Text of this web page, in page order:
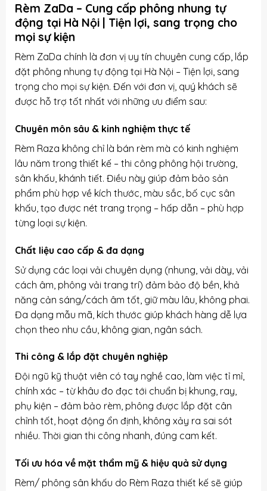
Rèm ZaDa – Cung cấp phông nhung tự
động tại Hà Nội | Tiện lợi, sang trọng cho
mọi sự kiện
Rèm ZaDa chính là đơn vị uy tín chuyên cung cấp, lắp
đặt phông nhung tự động tại Hà Nội – Tiện lợi, sang
trọng cho mọi sự kiện. Đến với đơn vị, quý khách sẽ
được hỗ trợ tốt nhất với những ưu điểm sau:
Chuyên môn sâu & kinh nghiệm thực tế
Rèm Raza không chỉ là bán rèm mà có kinh nghiệm
lâu năm trong thiết kế – thi công phông hội trường,
sân khấu, khánh tiết. Điều này giúp đảm bảo sản
phẩm phù hợp về kích thước, màu sắc, bố cục sân
khấu, tạo được nét trang trọng – hấp dẫn – phù hợp
từng loại sự kiện.
Chất liệu cao cấp & đa dạng
Sử dụng các loại vải chuyên dụng (nhung, vải dày, vải
cách âm, phông vải trang trí) đảm bảo độ bền, khả
năng cản sáng/cách âm tốt, giữ màu lâu, không phai.
Đa dạng mẫu mã, kích thước giúp khách hàng dễ lựa
chọn theo nhu cầu, không gian, ngân sách.
Thi công & lắp đặt chuyên nghiệp
Đội ngũ kỹ thuật viên có tay nghề cao, làm việc tỉ mỉ,
chính xác – từ khâu đo đạc tới chuẩn bị khung, ray,
phụ kiện – đảm bảo rèm, phông được lắp đặt cân
chỉnh tốt, hoạt động ổn định, không xảy ra sai sót
nhiều. Thời gian thi công nhanh, đúng cam kết.
Tối ưu hóa về mặt thẩm mỹ & hiệu quả sử dụng
Rèm/ phông sân khấu do Rèm Raza thiết kế sẽ giúp